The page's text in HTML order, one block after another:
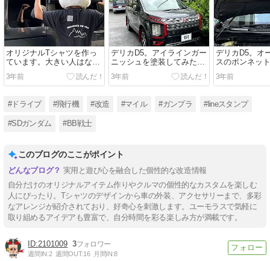
オリジナルTシャツを作っ
ています。大きい人はなか
なか無いんです。
3年前
デリカD5。アイラインガー
ニッシュを塗装してみた。
より歌舞伎に。
3年前
デリカD5。オ
スのボンネッ
付けてみた。
3年前
#ドライブ #飛行機 #改造 #マイル #ガンプラ #lineスタンプ
#SDガンダム #BB戦士
このブログのここがポイント
実用と遊び心を融合した個性的な改造情報
自分だけのオリジナルアイテム作りやクルマの個性的なカスタムを楽しむ
人にぴったり。Tシャツのデザインから車の外装、アクセサリーまで、多彩
なアレンジが紹介されており、好奇心を刺激します。ユーモラスで気軽に
取り組めるアイデアも豊富で、自分時間を彩る楽しみ方が満載です。
2101009 3
週間IN:2 週間OUT:16 月間IN:8